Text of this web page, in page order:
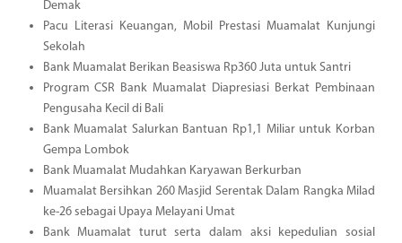
Demak
Pacu Literasi Keuangan, Mobil Prestasi Muamalat Kunjungi
Sekolah
Bank Muamalat Berikan Beasiswa Rp360 Juta untuk Santri
Program CSR Bank Muamalat Diapresiasi Berkat Pembinaan
Pengusaha Kecil di Bali
Bank Muamalat Salurkan Bantuan Rp1,1 Miliar untuk Korban
Gempa Lombok
Bank Muamalat Mudahkan Karyawan Berkurban
Muamalat Bersihkan 260 Masjid Serentak Dalam Rangka Milad
ke-26 sebagai Upaya Melayani Umat
Bank Muamalat turut serta dalam aksi kepedulian sosial